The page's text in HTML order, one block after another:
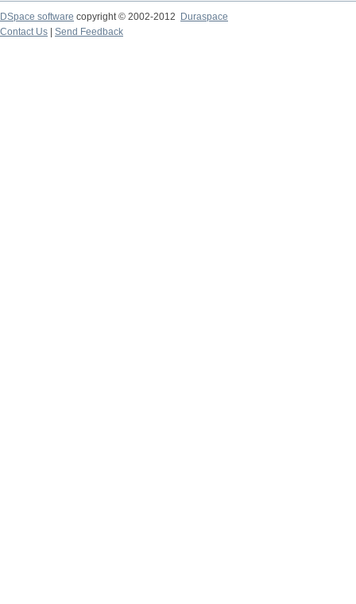
DSpace software copyright © 2002-2012
Duraspace
Contact Us
Send Feedback